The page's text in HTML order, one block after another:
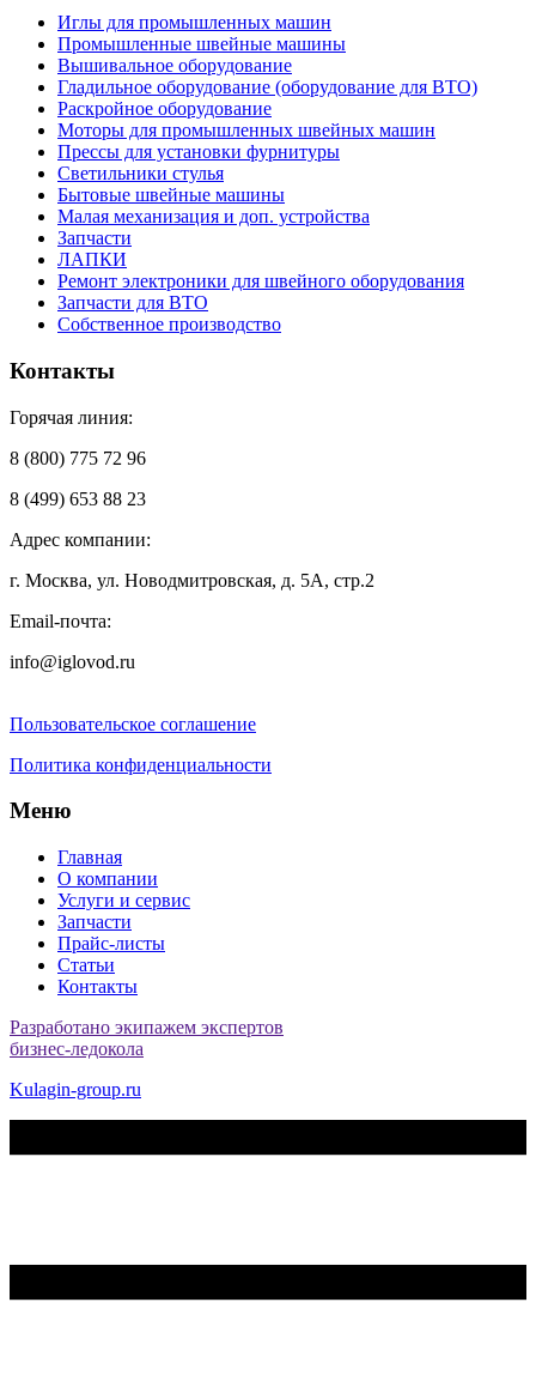
Иглы для промышленных машин
Промышленные швейные машины
Вышивальное оборудование
Гладильное оборудование (оборудование для ВТО)
Раскройное оборудование
Моторы для промышленных швейных машин
Прессы для установки фурнитуры
Светильники стулья
Бытовые швейные машины
Малая механизация и доп. устройства
Запчасти
ЛАПКИ
Ремонт электроники для швейного оборудования
Запчасти для ВТО
Собственное производство
Контакты
Горячая линия:
8 (800) 775 72 96
8 (499) 653 88 23
Адрес компании:
г. Москва, ул. Новодмитровская, д. 5А, стр.2
Email-почта:
info@iglovod.ru
Пользовательское соглашение
Политика конфиденциальности
Меню
Главная
О компании
Услуги и сервис
Запчасти
Прайс-листы
Статьи
Контакты
Разработано экипажем экспертов
бизнес-ледокола
Kulagin-group.ru